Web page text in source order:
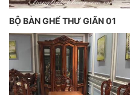
BỘ BÀN GHẾ THƯ GIÃN 01